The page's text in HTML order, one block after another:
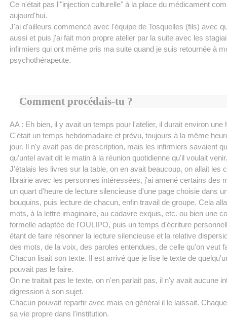
Ce n'était pas l'"injection culturelle" à la place du médicament
aujourd'hui.
J'ai d'ailleurs commencé avec l'équipe de Tosquelles (fils) avec
aussi et puis j'ai fait mon propre atelier par la suite avec les
infirmiers qui ont même pris ma suite quand je suis retournée à
psychothérapeute.
Comment procédais-tu ?
AA : Eh bien, il y avait un temps pour l'atelier, il durait environ une
C'était un temps hebdomadaire et prévu, toujours à la même
jour. Il n'y avait pas de prescription, mais les infirmiers savaient
qu'untel avait dit le matin à la réunion quotidienne qu'il voulait venir.
J'étalais les livres sur la table, on en avait beaucoup, on allait les
librairie avec les personnes intéressées, j'ai amené certains des
un quart d'heure de lecture silencieuse d'une page choisie dans
bouquins, puis lecture de chacun, enfin travail de groupe. Cela
mots, à la lettre imaginaire, au cadavre exquis, etc. ou bien une
formelle adaptée de l'OULIPO, puis un temps d'écriture
étant de faire résonner la lecture silencieuse et la relative
des mots, de la voix, des paroles entendues, de celle qu'on veut
Chacun lisait son texte. Il est arrivé que je lise le texte de
pouvait pas le faire.
On ne traitait pas le texte, on n'en parlait pas, il n'y avait aucune
digression à son sujet.
Chacun pouvait repartir avec mais en général il le laissait.
sa vie propre dans l'institution.